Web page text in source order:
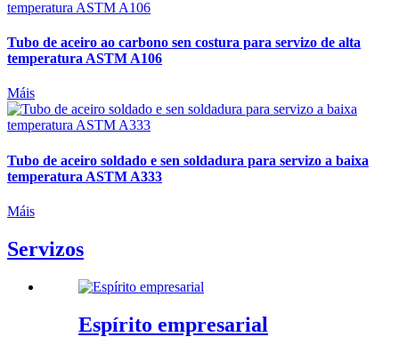
Tubo de aceiro ao carbono sen costura para servizo de alta
temperatura ASTM A106
Máis
Tubo de aceiro soldado e sen soldadura para servizo a baixa
temperatura ASTM A333
Máis
Servizos
Espírito empresarial